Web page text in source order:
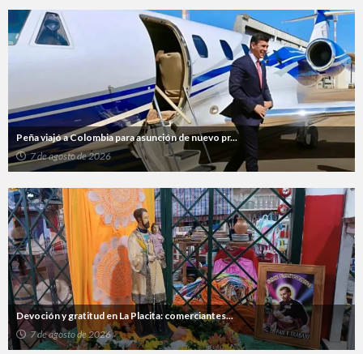
Peña viajó a Colombia para asunción de nuevo pr...
7 de agosto de 2026
Devoción y gratitud en La Placita: comerciantes...
7 de agosto de 2026